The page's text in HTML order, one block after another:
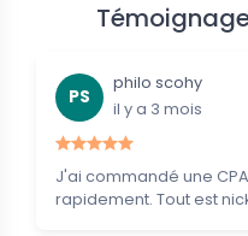
PS
philo scohy
il y a 3 mois
J'ai commandé une
rapidement. Tout est